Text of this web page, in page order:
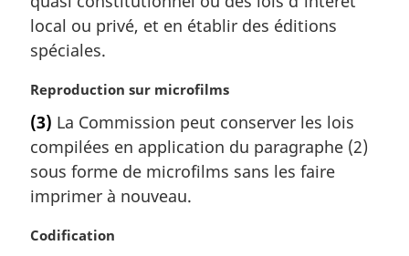
a
g
n
a
e
:
local ou privé, et en établir des éditions
spéciales.
N
t
e
m
a
g
Reproduction sur microfilms
(3) La Commission peut conserver les lois
compilées en application du paragraphe (2)
sous forme de microfilms sans les faire
imprimer à nouveau.
N
Codification